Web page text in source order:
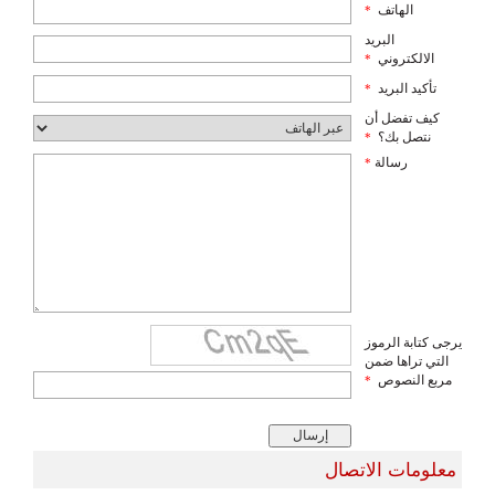
الهاتف *
البريد
الالكتروني *
تأكيد البريد *
كيف تفضل أن
نتصل بك؟ *
رسالة *
يرجى كتابة الرموز
التي تراها ضمن
مربع النصوص *
معلومات الاتصال